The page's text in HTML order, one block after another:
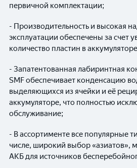
первичной комплектации;
- Производительность и высокая
эксплуатации обеспечены за счет
количество пластин в
- Запатентованная лабиринтная
SMF обеспечивает конденсацию
выделяющихся из ячейки и её
аккумуляторе, что полностью
обслуживание;
- В ассортименте все популярные
числе, широкий выбор «азиатов»,
АКБ для источников